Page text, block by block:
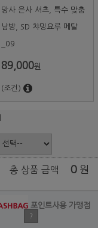
망사 은사 셔츠, 특수 맞춤
남방, SD 챠밍요루 메탈
_09
89,000원
(조건)
총 상품 금액 0 원
포인트사용 가맹점
?